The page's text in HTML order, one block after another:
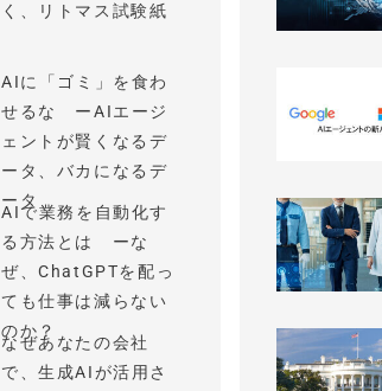
く、リトマス試験紙
AIに「ゴミ」を食わ
せるな ーAIエージ
ェントが賢くなるデ
ータ、バカになるデ
ータ
AIで業務を自動化す
る方法とは ーな
ぜ、ChatGPTを配っ
ても仕事は減らない
のか？
なぜあなたの会社
で、生成AIが活用さ